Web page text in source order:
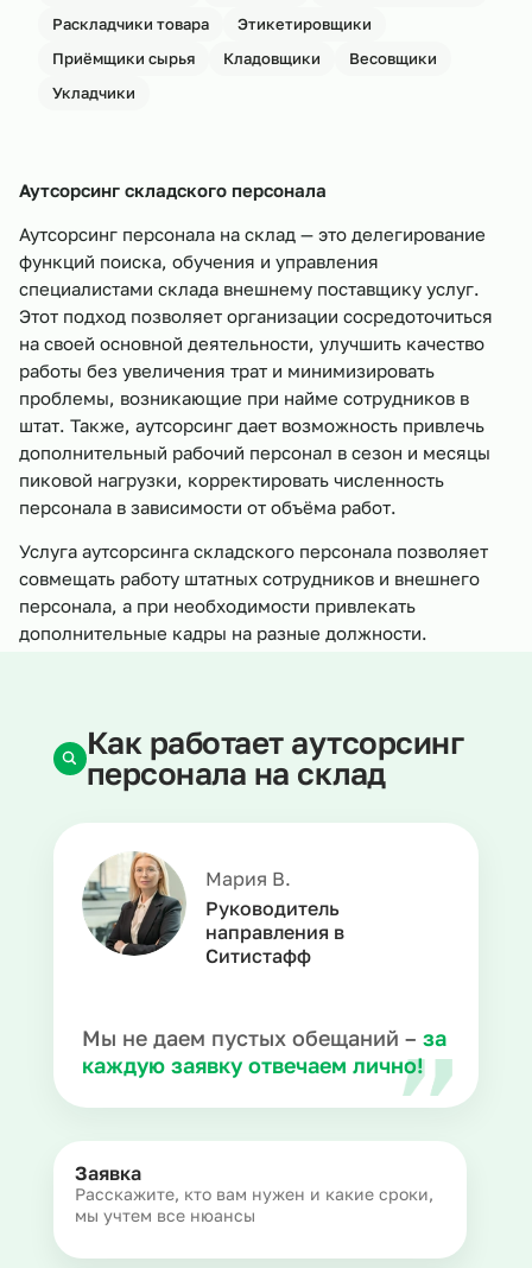
Раскладчики товара
Этикетировщики
Приёмщики сырья
Кладовщики
Весовщики
Укладчики
Аутсорсинг складского персонала
Аутсорсинг персонала на склад — это делегирование
функций поиска, обучения и управления
специалистами склада внешнему поставщику услуг.
Этот подход позволяет организации сосредоточиться
на своей основной деятельности, улучшить качество
работы без увеличения трат и минимизировать
проблемы, возникающие при найме сотрудников в
штат. Также, аутсорсинг дает возможность привлечь
дополнительный рабочий персонал в сезон и месяцы
пиковой нагрузки, корректировать численность
персонала в зависимости от объёма работ.
Услуга аутсорсинга складского персонала позволяет
совмещать работу штатных сотрудников и внешнего
персонала, а при необходимости привлекать
дополнительные кадры на разные должности.
Мария В.
Руководитель
направления в
Ситистафф
Мы не даем пустых обещаний – за
каждую заявку отвечаем лично!
Как работает аутсорсинг
персонала на склад
Заявка
Расскажите, кто вам нужен и какие сроки,
мы учтем все нюансы